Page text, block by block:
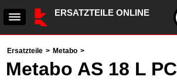
ERSATZTEILE ONLINE
Ersatzteile > Metabo >
Metabo AS 18 L PC